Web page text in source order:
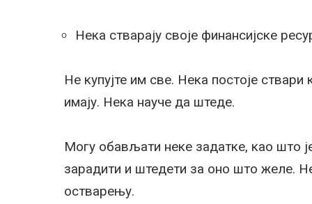
Нека стварају своје финансијске
Не купујте им све. Нека постоје
имају. Нека науче да штеде.
Могу обављати неке задатке, као што
зарадити и штедети за оно што желе.
остварењу.